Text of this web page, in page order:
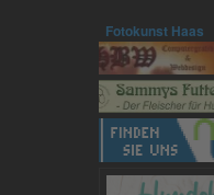
Fotokunst Haas